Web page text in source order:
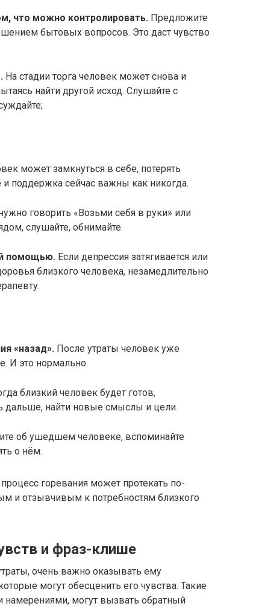
что можно контролировать.​ Предложите
бытовых вопросов.​ Это даст чувство
На стадии торга человек может снова и
найти другой исход.​ Слушайте с
может замкнуться в себе, потерять
и поддержка сейчас важны как никогда.
говорить «Возьми себя в руки» или
слушайте, обнимайте.​
помощью.​ Если депрессия затягивается или
близкого человека, незамедлительно
«назад».​ После утраты человек уже
И это нормально.​
близкий человек будет готов,
дальше, найти новые смыслы и цели.​
об ушедшем человеке, вспоминайте
о нём.
горевания может протекать по-
и отзывчивым к потребностям близкого
и фраз-клише
очень важно оказывать ему
могут обесценить его чувства.​ Такие
могут вызвать обратный